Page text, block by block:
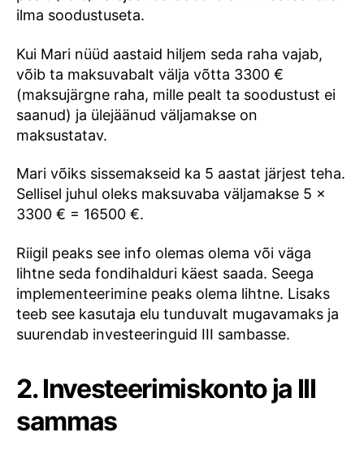
ilma soodustuseta.
Kui Mari nüüd aastaid hiljem seda raha vajab,
võib ta maksuvabalt välja võtta 3300 €
(maksujärgne raha, mille pealt ta soodustust ei
saanud) ja ülejäänud väljamakse on
maksustatav.
Mari võiks sissemakseid ka 5 aastat järjest teha.
Sellisel juhul oleks maksuvaba väljamakse 5 x
3300 € = 16500 €.
Riigil peaks see info olemas olema või väga
lihtne seda fondihalduri käest saada. Seega
implementeerimine peaks olema lihtne. Lisaks
teeb see kasutaja elu tunduvalt mugavamaks ja
suurendab investeeringuid III sambasse.
2. Investeerimiskonto ja III
sammas